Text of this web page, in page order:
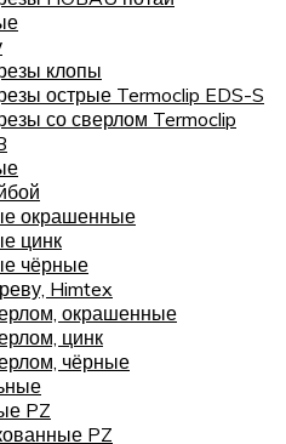
клопы
острые Termoclip EDS-S
со сверлом Termoclip
окрашенные
цинк
чёрные
Himtex
окрашенные
цинк
чёрные
PZ
PZ